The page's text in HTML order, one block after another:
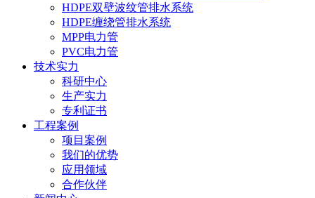
HDPE双壁波纹管排水系统
HDPE缠绕管排水系统
MPP电力管
PVC电力管
技术实力
科研中心
生产实力
专利证书
工程案例
项目案例
我们的优势
应用领域
合作伙伴